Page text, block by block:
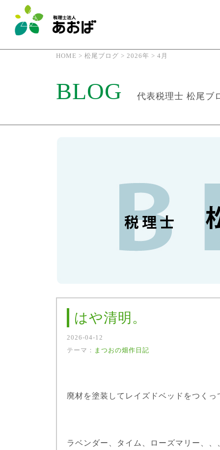
HOME > 松尾ブログ > 2026年 > 4月
BLOG 代表税理士 松尾ブ
はや清明。
2026-04-12
テーマ： まつおの畑作日記
廃材を塗装してレイズドベッドをつくっ
ラベンダー、タイム、ローズマリー、、